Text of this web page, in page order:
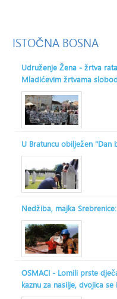
ISTOČNA BOSNA
Udruženje Žena - žrtva
Mladićevim žrtvama
U Bratuncu obilježen "Dan
Nedžiba, majka
OSMACI - Lomili prste
kaznu za nasilje, dvojica se